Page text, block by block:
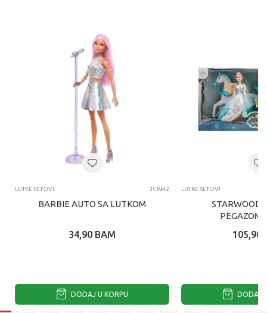
LUTKE SETOVI JCW42
BARBIE AUTO SA LUTKOM
34,90 BAM
DODAJ U KORPU
LUTKE SETOVI
STARWOOD
PEGAZOM
105,90
DODAJ